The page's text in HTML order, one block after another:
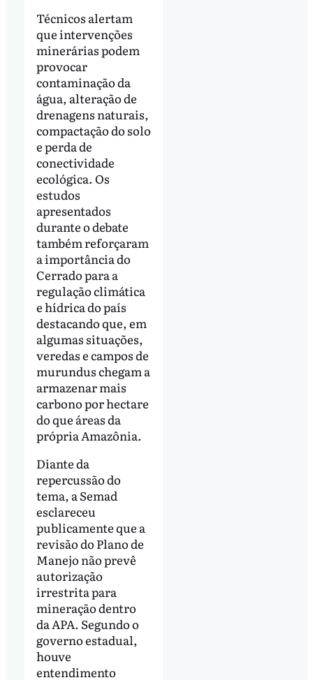
Técnicos alertam
que intervenções
minerárias podem
provocar
contaminação da
água, alteração de
drenagens naturais,
compactação do solo
e perda de
conectividade
ecológica. Os
estudos
apresentados
durante o debate
também reforçaram
a importância do
Cerrado para a
regulação climática
e hídrica do país
destacando que, em
algumas situações,
veredas e campos de
murundus chegam a
armazenar mais
carbono por hectare
do que áreas da
própria Amazônia.
Diante da
repercussão do
tema, a Semad
esclareceu
publicamente que a
revisão do Plano de
Manejo não prevê
autorização
irrestrita para
mineração dentro
da APA. Segundo o
governo estadual,
houve
entendimento